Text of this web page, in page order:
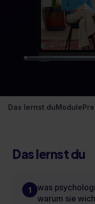
Das lernst duModule
Das lernst du
1
was
warum sie